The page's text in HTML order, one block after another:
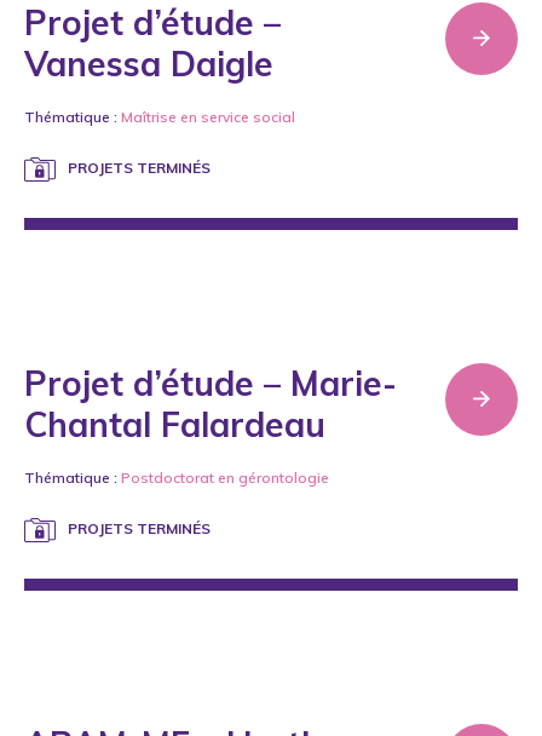
Projet d’étude –
Vanessa Daigle
Thématique : Maîtrise en service social
PROJETS TERMINÉS
Projet d’étude – Marie-
Chantal Falardeau
Thématique : Postdoctorat en gérontologie
PROJETS TERMINÉS